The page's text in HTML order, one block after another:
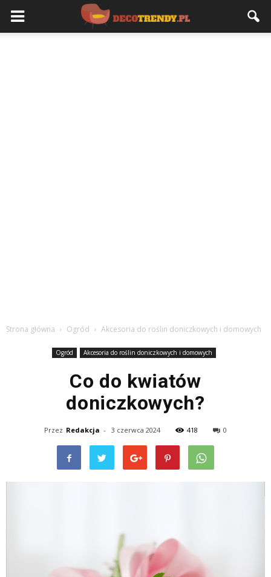
Strona główna Ogród Akcesoria do roślin doniczkowych i domowych
Ogród Akcesoria do roślin doniczkowych i domowych
Co do kwiatów
doniczkowych?
Przez Redakcja - 3 czerwca 2024 418 0